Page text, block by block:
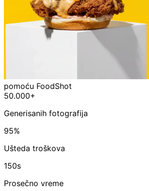
pomoću FoodShot
50.000+
Generisanih fotografija
95%
Ušteda troškova
150s
Prosečno vreme